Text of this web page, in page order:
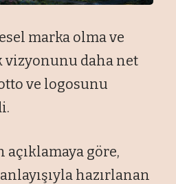
marka olma ve
vizyonunu daha net
ve logosunu
açıklamaya göre,
hazırlanan